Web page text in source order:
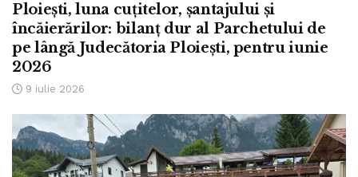
Ploiești, luna cuțitelor, șantajului și
încăierărilor: bilanț dur al Parchetului de
pe lângă Judecătoria Ploiești, pentru iunie
2026
9 iulie 2026